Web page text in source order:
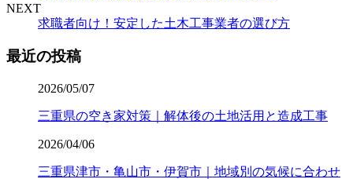
NEXT
求職者向け！安定した土木工事業者の選び方
最近の投稿
2026/05/07
三重県の空き家対策｜解体後の土地活用と造成工事
2026/04/06
三重県津市・亀山市・伊賀市｜地域別の気候に合わせ